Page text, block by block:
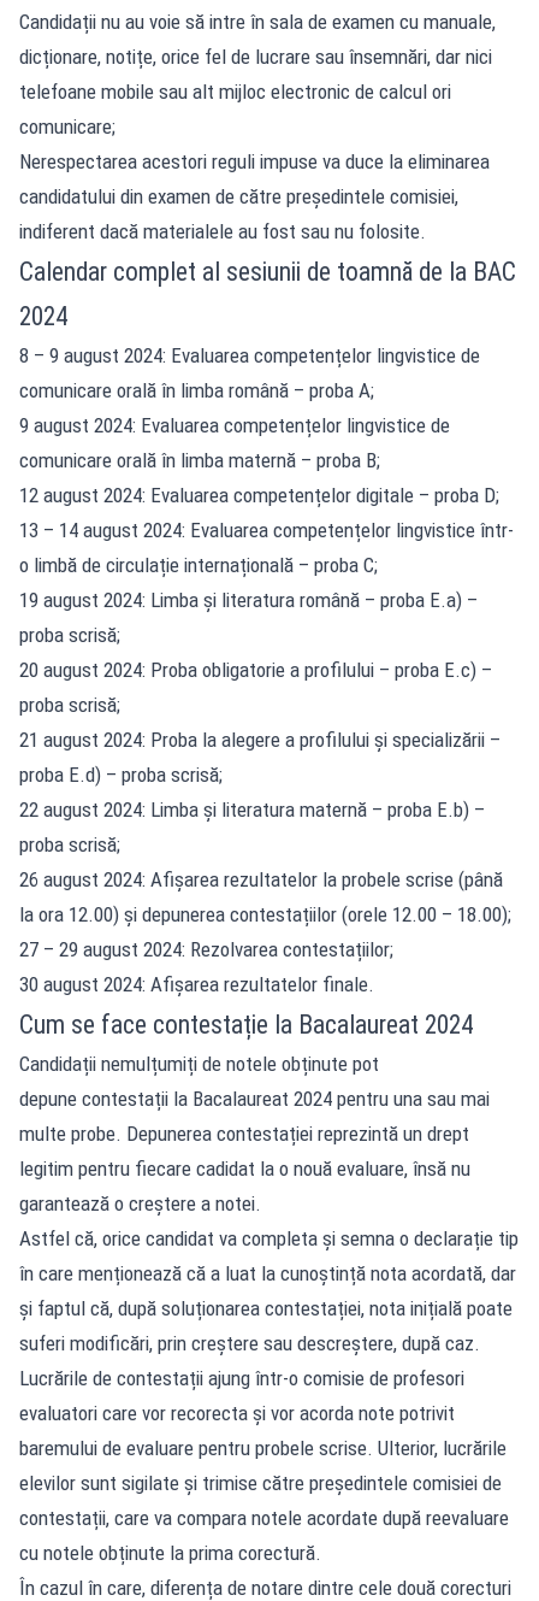
Candidații nu au voie să intre în sala de examen cu manuale,
dicționare, notițe, orice fel de lucrare sau însemnări, dar nici
telefoane mobile sau alt mijloc electronic de calcul ori
comunicare;
Nerespectarea acestori reguli impuse va duce la eliminarea
candidatului din examen de către președintele comisiei,
indiferent dacă materialele au fost sau nu folosite.
Calendar complet al sesiunii de toamnă de la BAC
2024
8 – 9 august 2024: Evaluarea competențelor lingvistice de
comunicare orală în limba română – proba A;
9 august 2024: Evaluarea competențelor lingvistice de
comunicare orală în limba maternă – proba B;
12 august 2024: Evaluarea competențelor digitale – proba D;
13 – 14 august 2024: Evaluarea competențelor lingvistice într-
o limbă de circulație internațională – proba C;
19 august 2024: Limba și literatura română – proba E.a) –
proba scrisă;
20 august 2024: Proba obligatorie a profilului – proba E.c) –
proba scrisă;
21 august 2024: Proba la alegere a profilului și specializării –
proba E.d) – proba scrisă;
22 august 2024: Limba și literatura maternă – proba E.b) –
proba scrisă;
26 august 2024: Afișarea rezultatelor la probele scrise (până
la ora 12.00) și depunerea contestațiilor (orele 12.00 – 18.00);
27 – 29 august 2024: Rezolvarea contestațiilor;
30 august 2024: Afișarea rezultatelor finale.
Cum se face contestație la Bacalaureat 2024
Candidații nemulțumiți de notele obținute pot
depune contestații la Bacalaureat 2024 pentru una sau mai
multe probe. Depunerea contestației reprezintă un drept
legitim pentru fiecare cadidat la o nouă evaluare, însă nu
garantează o creștere a notei.
Astfel că, orice candidat va completa și semna o declarație tip
în care menționează că a luat la cunoștință nota acordată, dar
și faptul că, după soluționarea contestației, nota inițială poate
suferi modificări, prin creștere sau descreștere, după caz.
Lucrările de contestații ajung într-o comisie de profesori
evaluatori care vor recorecta și vor acorda note potrivit
baremului de evaluare pentru probele scrise. Ulterior, lucrările
elevilor sunt sigilate și trimise către președintele comisiei de
contestații, care va compara notele acordate după reevaluare
cu notele obținute la prima corectură.
În cazul în care, diferența de notare dintre cele două corecturi